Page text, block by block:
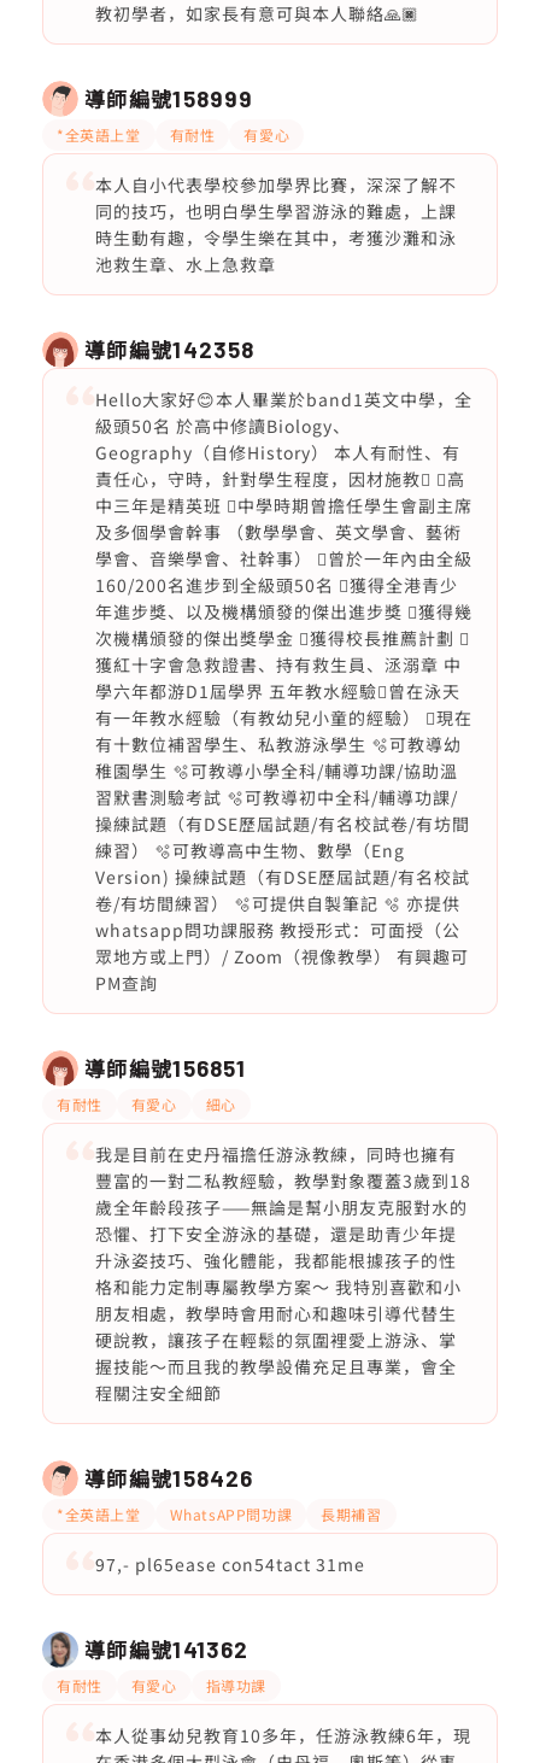
教初學者，如家長有意可與本人聯絡🙏🏿
導師編號158999
*全英語上堂 有耐性 有愛心
本人自小代表學校參加學界比賽，深深了解不
同的技巧，也明白學生學習游泳的難處，上課
時生動有趣，令學生樂在其中，考獲沙灘和泳
池救生章、水上急救章
導師編號142358
Hello大家好😊本人畢業於band1英文中學，全
級頭50名 於高中修讀Biology、
Geography（自修History） 本人有耐性、有
責任心，守時，針對學生程度，因材施教 高
中三年是精英班 中學時期曾擔任學生會副主席
及多個學會幹事 （數學學會、英文學會、藝術
學會、音樂學會、社幹事） 曾於一年內由全級
160/200名進步到全級頭50名 獲得全港青少
年進步獎、以及機構頒發的傑出進步獎 獲得幾
次機構頒發的傑出獎學金 獲得校長推薦計劃 
獲紅十字會急救證書、持有救生員、洆溺章 中
學六年都游D1屆學界 五年教水經驗曾在泳天
有一年教水經驗（有教幼兒小童的經驗） 現在
有十數位補習學生、私教游泳學生 🫧可教導幼
稚園學生 🫧可教導小學全科/輔導功課/協助溫
習默書測驗考試 🫧可教導初中全科/輔導功課/
操練試題（有DSE歷屆試題/有名校試卷/有坊間
練習） 🫧可教導高中生物、數學（Eng
Version) 操練試題（有DSE歷屆試題/有名校試
卷/有坊間練習） 🫧可提供自製筆記 🫧 亦提供
whatsapp問功課服務 教授形式：可面授（公
眾地方或上門）/ Zoom（視像教學） 有興趣可
PM查詢
導師編號156851
有耐性 有愛心 細心
我是目前在史丹福擔任游泳教練，同時也擁有
豐富的一對二私教經驗，教學對象覆蓋3歲到18
歲全年齡段孩子——無論是幫小朋友克服對水的
恐懼、打下安全游泳的基礎，還是助青少年提
升泳姿技巧、強化體能，我都能根據孩子的性
格和能力定制專屬教學方案～ 我特別喜歡和小
朋友相處，教學時會用耐心和趣味引導代替生
硬說教，讓孩子在輕鬆的氛圍裡愛上游泳、掌
握技能～而且我的教學設備充足且專業，會全
程關注安全細節
導師編號158426
*全英語上堂 WhatsAPP問功課 長期補習
97,- pl65ease con54tact 31me
導師編號141362
有耐性 有愛心 指導功課
本人從事幼兒教育10多年，任游泳教練6年，現